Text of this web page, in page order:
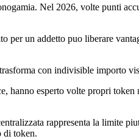
Nel 2026, volte punti
per un addetto puo liberare
con indivisible importo
esperto volte propri
rappresenta la limite
di token.